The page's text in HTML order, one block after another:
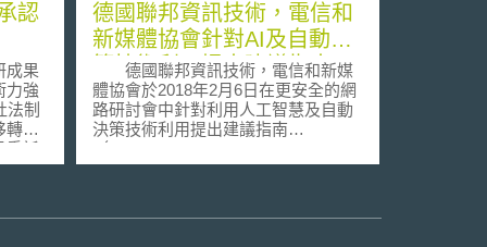
認
果
力強
法制
轉或
委託
拜杜
德國聯邦資訊技術，電信和
新媒體協會針對AI及自動決
策技術利用提出建議指南
德國聯邦資訊技術，電信和新媒
體協會於2018年2月6日在更安全的網
路研討會中針對利用人工智慧及自動
決策技術利用提出建議指南
（Empfehlungen für den
verantwortlichen Einsatz von KI und